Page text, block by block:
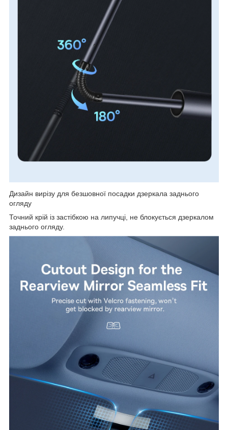
Дизайн вирізу для безшовної посадки дзеркала заднього
огляду
Точний крій із застібкою на липучці, не блокується дзеркалом
заднього огляду.